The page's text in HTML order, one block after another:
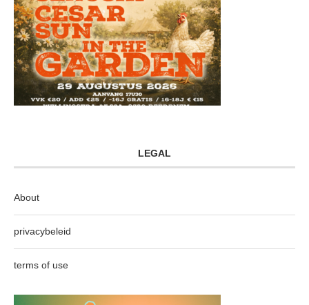
LEGAL
About
privacybeleid
terms of use